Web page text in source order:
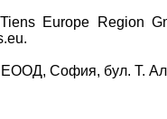
Tiens Europe Region
София, бул. Т.